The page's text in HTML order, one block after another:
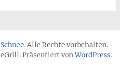
. Alle Rechte vorbehalten.
Präsentiert vonWordPress.